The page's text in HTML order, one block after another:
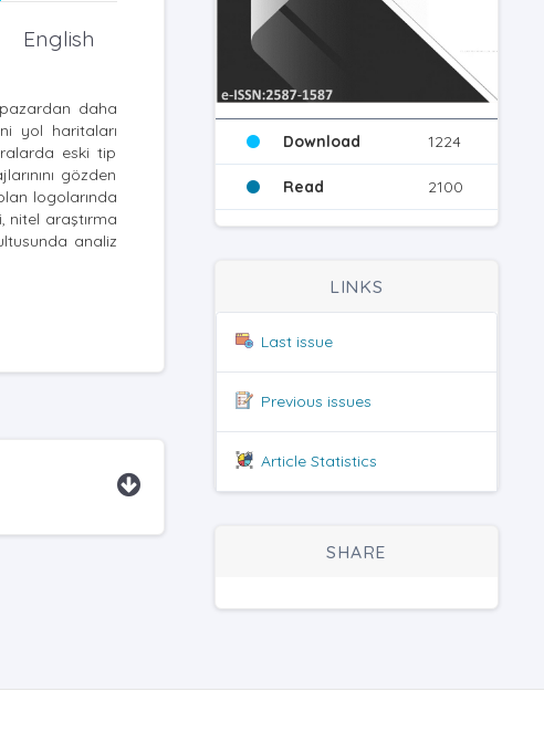
English
daha
yol haritaları
eski tip
gözden
logolarında
nitel araştırma
analiz
Download 1224
Read 2100
LINKS
Last issue
Previous issues
Article Statistics
SHARE